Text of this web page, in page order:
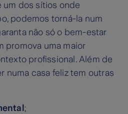
um dos sítios onde
podemos torná-la num
não só o bem-estar
promova uma maior
profissional. Além de
numa casa feliz tem outras
;